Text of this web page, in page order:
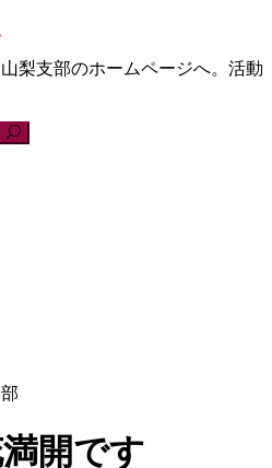
梨支部のホームページへ。活動
開です